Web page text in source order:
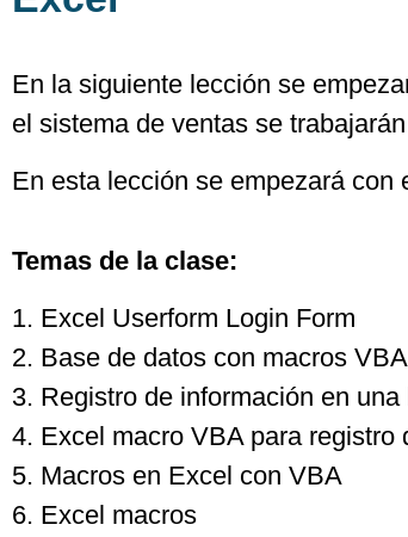
En la siguiente lección se
el sistema de ventas se
En esta lección se empezará con
Temas de la clase:
1. Excel Userform Login Form
2. Base de datos con macros VBA
3. Registro de información en
4. Excel macro VBA para registro
5. Macros en Excel con VBA
6. Excel macros